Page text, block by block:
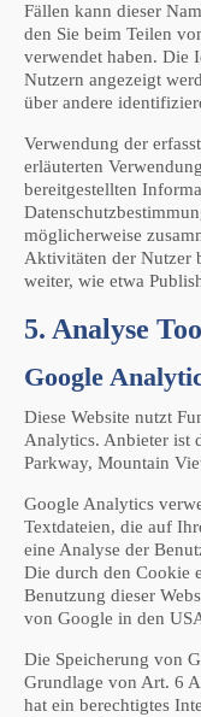
Fällen kann dieser
den Sie beim Teilen
verwendet haben. Die
Nutzern angezeigt
über andere
Verwendung der
erläuterten
bereitgestellten
möglicherweise
Aktivitäten der Nutzer
weiter, wie etwa
5. Analyse
Google
Diese Website nutzt
Analytics. Anbieter ist
Parkway, Mountain
Google Analytics
Textdateien, die auf
eine Analyse der
Die durch den Cookie
Benutzung dieser
von Google in den
Die Speicherung von
Grundlage von Art. 6
hat ein berechtigtes